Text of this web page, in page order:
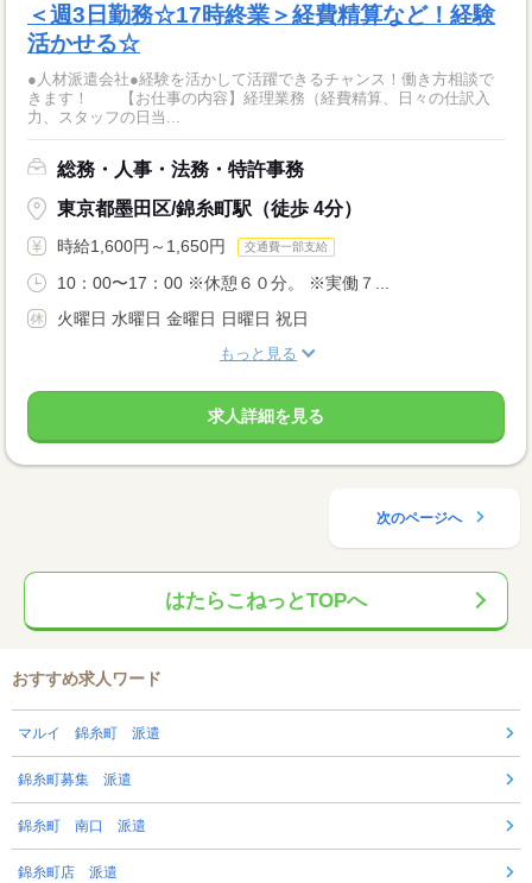
＜週3日勤務☆17時終業＞経費精算など！経験
活かせる☆
●人材派遣会社●経験を活かして活躍できるチャンス！働き方相談で
きます！ 【お仕事の内容】経理業務（経費精算、日々の仕訳入
力、スタッフの日当...
総務・人事・法務・特許事務
東京都墨田区/錦糸町駅（徒歩 4分）
時給1,600円～1,650円 交通費一部支給
10：00〜17：00 ※休憩６０分。 ※実働７...
火曜日 水曜日 金曜日 日曜日 祝日
もっと見る
求人詳細を見る
次のページへ
はたらこねっとTOPへ
おすすめ求人ワード
マルイ 錦糸町 派遣
錦糸町募集 派遣
錦糸町 南口 派遣
錦糸町店 派遣